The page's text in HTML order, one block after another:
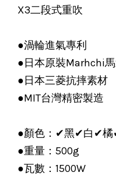
X3二段式重吹
●渦輪進氣專利
●日本原裝Marhchi
●日本三菱抗摔素材
●MIT台灣精密製造
●顏色：✔黑✔白✔
●重量：500g
●瓦數：1500W